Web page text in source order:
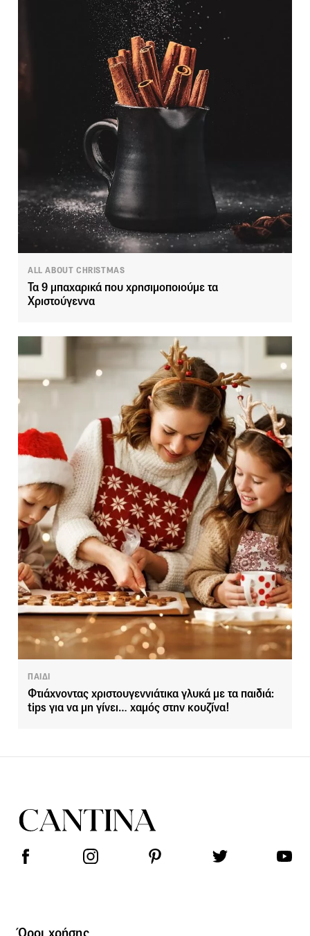
ALL ABOUT CHRISTMAS
Τα 9 μπαχαρικά που χρησιμοποιούμε τα
Χριστούγεννα
ΠΑΙΔΙ
Φτιάχνοντας χριστουγεννιάτικα γλυκά με τα παιδιά:
tips για να μη γίνει… χαμός στην κουζίνα!
Όροι χρήσης